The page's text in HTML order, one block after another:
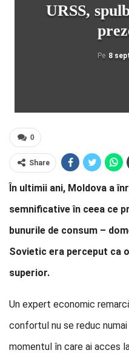
URSS,
Pe 8
0
Share
În ultimii ani, Moldova a
semnificative în ceea ce
bunurile de consum –
Sovietic era perceput ca
superior.
Un expert economic
confortul nu se reduc
momentul în care ai acces